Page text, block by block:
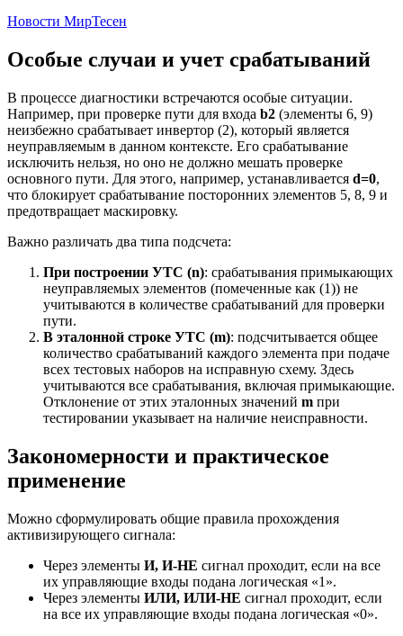
Новости МирТесен
Особые случаи и учет срабатываний
В процессе диагностики встречаются особые ситуации.
Например, при проверке пути для входа b2 (элементы 6, 9)
неизбежно срабатывает инвертор (2), который является
неуправляемым в данном контексте. Его срабатывание
исключить нельзя, но оно не должно мешать проверке
основного пути. Для этого, например, устанавливается d=0,
что блокирует срабатывание посторонних элементов 5, 8, 9 и
предотвращает маскировку.
Важно различать два типа подсчета:
При построении УТС (n): срабатывания примыкающих
неуправляемых элементов (помеченные как (1)) не
учитываются в количестве срабатываний для проверки
пути.
В эталонной строке УТС (m): подсчитывается общее
количество срабатываний каждого элемента при подаче
всех тестовых наборов на исправную схему. Здесь
учитываются все срабатывания, включая примыкающие.
Отклонение от этих эталонных значений m при
тестировании указывает на наличие неисправности.
Закономерности и практическое
применение
Можно сформулировать общие правила прохождения
активизирующего сигнала:
Через элементы И, И-НЕ сигнал проходит, если на все
их управляющие входы подана логическая «1».
Через элементы ИЛИ, ИЛИ-НЕ сигнал проходит, если
на все их управляющие входы подана логическая «0».